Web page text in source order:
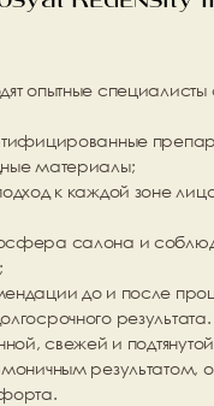
опытные специалисты
материалы;
к каждой зоне
салона и
до и после
результата.
свежей и